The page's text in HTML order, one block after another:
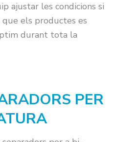
ajustar les condicions si
que els productes es
durant tota la
PER